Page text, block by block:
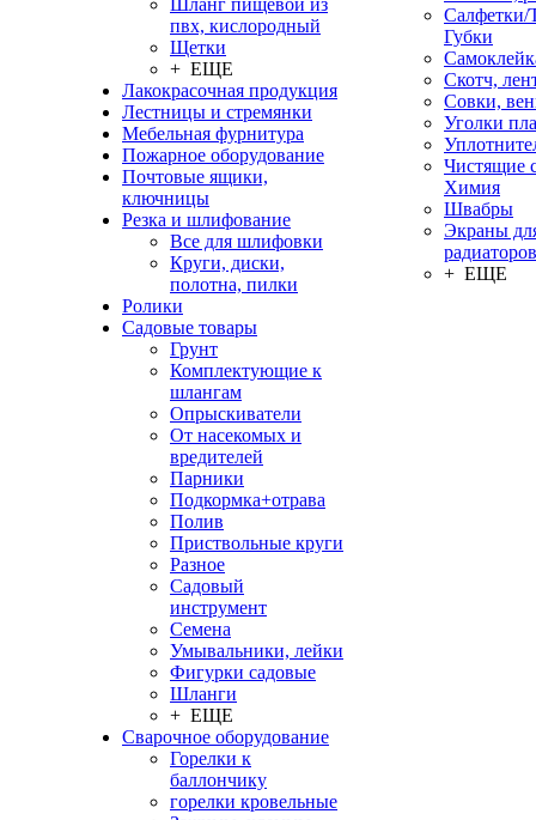
Шланг пищевой из
пвх, кислородный
Щетки
+ ЕЩЕ
Лакокрасочная продукция
Лестницы и стремянки
Мебельная фурнитура
Пожарное оборудование
Почтовые ящики,
ключницы
Резка и шлифование
Все для шлифовки
Круги, диски,
полотна, пилки
Ролики
Садовые товары
Грунт
Комплектующие к
шлангам
Опрыскиватели
От насекомых и
вредителей
Парники
Подкормка+отрава
Полив
Приствольные круги
Разное
Садовый
инструмент
Семена
Умывальники, лейки
Фигурки садовые
Шланги
+ ЕЩЕ
Сварочное оборудование
Горелки к
баллончику
горелки кровельные
Салфетки/
Губки
Скотч,
Совки,
Уголки
Чистящие
Химия
Швабры
Экраны
радиаторов
+ ЕЩЕ